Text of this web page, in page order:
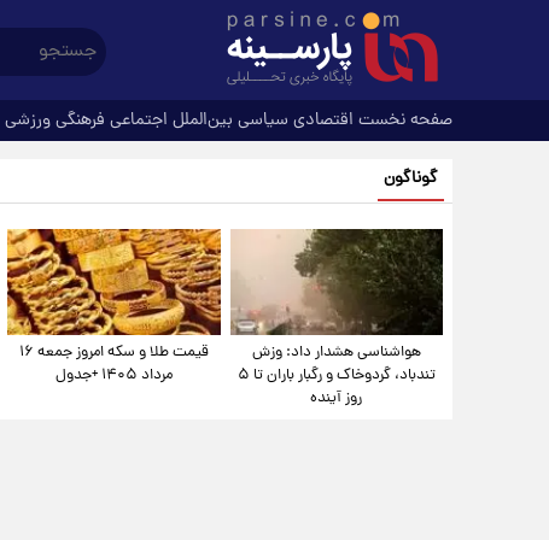
صفحه نخست اقتصادی سیاسی بین‌الملل اجتماعی فرهنگیورزشی
گوناگون
هواشناسی هشدار داد: وزش
تندباد، گردوخاک و رگبار باران تا ۵
روز آینده
قیمت طلا و سکه امروز جمعه ۱۶
مرداد ۱۴۰۵ +جدول